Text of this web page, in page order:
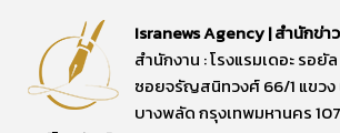
Isranews Agency | สำนักข่า
สำนักงาน : โรงแรมเดอะ รอยั
ซอยจรัญสนิทวงศ์ 66/1 แขวง
บางพลัด กรุงเทพมหานคร